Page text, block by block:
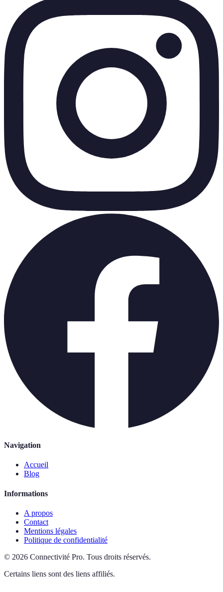
Navigation
Accueil
Blog
Informations
A propos
Contact
Mentions légales
Politique de confidentialité
© 2026 Connectivité Pro. Tous droits réservés.
Certains liens sont des liens affiliés.